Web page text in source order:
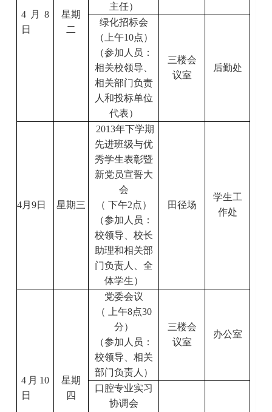
4 月 8
日
星期
二
主任）
绿化招标会
（上午10点）
（参加人员：
相关校领导、
相关部门负责
人和投标单位
代表）
三楼会
议室
后勤处
4月9日 星期三
2013年下学期
先进班级与优
秀学生表彰暨
新党员宣誓大
会
（ 下午2点）
（参加人员：
校领导、校长
助理和相关部
门负责人
、全
体学生）
田径场
学生工
作处
4 月 10
日
星期
四
党委会议
（ 上午8点30
分）
（参加人员：
校领导、相关
部门负责人）
三楼会
议室
办公室
口腔专业实习
协调会